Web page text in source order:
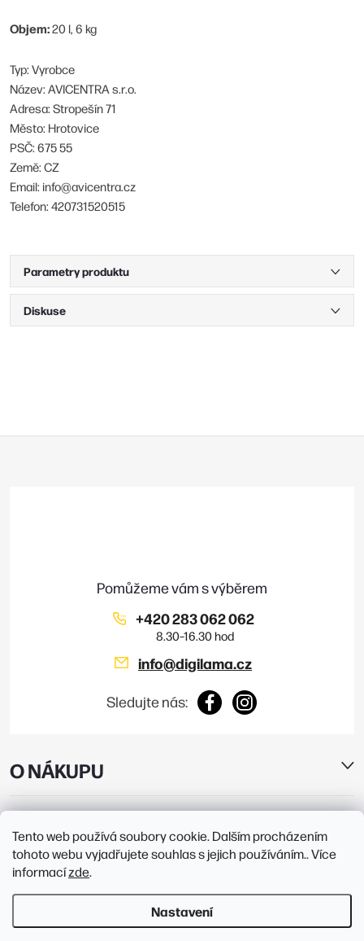
Tento web používá soubory cookie. Dalším procházením
tohoto webu vyjadřujete souhlas s jejich používáním.. Více
informacízde.
Nastavení
Objem:20 l, 6 kg
Typ: Vyrobce
Název: AVICENTRA s.r.o.
Adresa: Stropešín 71
Město: Hrotovice
PSČ: 675 55
Země: CZ
Email: info@avicentra.cz
Telefon: 420731520515
Parametry produktu
Diskuse
O NÁKUPU
PRODEJNY
info@digilama.cz
+420 283 062 062
Sledujte nás: